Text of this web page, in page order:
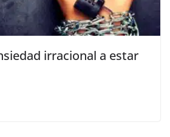
irracional a estar